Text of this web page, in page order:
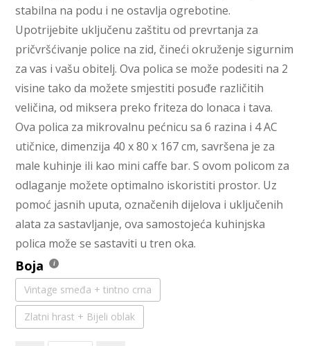
stabilna na podu i ne ostavlja ogrebotine.
Upotrijebite uključenu zaštitu od prevrtanja za
pričvršćivanje police na zid, čineći okruženje sigurnim
za vas i vašu obitelj. Ova polica se može podesiti na 2
visine tako da možete smjestiti posuđe različitih
veličina, od miksera preko friteza do lonaca i tava.
Ova polica za mikrovalnu pećnicu sa 6 razina i 4 AC
utičnice, dimenzija 40 x 80 x 167 cm, savršena je za
male kuhinje ili kao mini caffe bar. S ovom policom za
odlaganje možete optimalno iskoristiti prostor. Uz
pomoć jasnih uputa, označenih dijelova i uključenih
alata za sastavljanje, ova samostojeća kuhinjska
polica može se sastaviti u tren oka.
Boja
Vintage smeđa + tintno crna
Zlatni hrast + Bijeli oblak